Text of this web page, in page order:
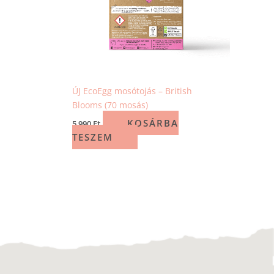
ÚJ EcoEgg mosótojás – British
Blooms (70 mosás)
5 990Ft
KOSÁRBA
TESZEM